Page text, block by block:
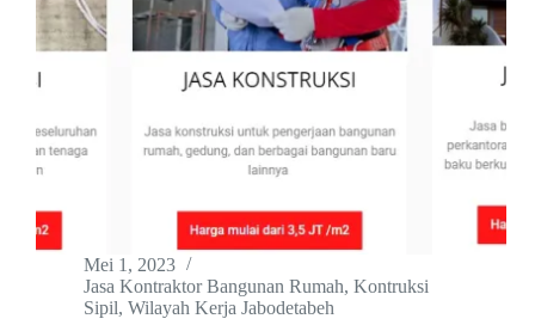
Mei 1, 2023
Jasa Kontraktor Bangunan Rumah, Kontruksi
Sipil, Wilayah Kerja Jabodetabeh